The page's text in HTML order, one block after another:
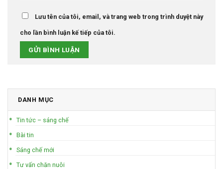
Lưu tên của tôi, email, và trang web trong trình duyệt này
cho lần bình luận kế tiếp của tôi.
DANH MỤC
Tin tức – sáng chế
Bài tin
Sáng chế mới
Tư vấn chăn nuôi